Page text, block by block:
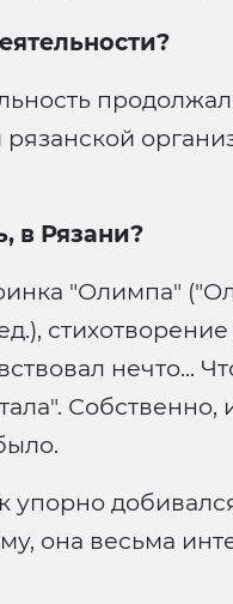
в Рязани?
"Олимпа"
нечто...
она весьма